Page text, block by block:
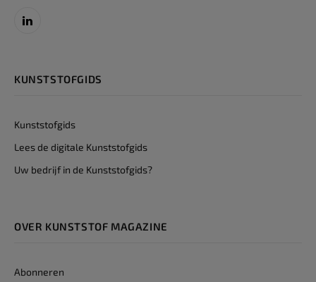
LinkedIn
KUNSTSTOFGIDS
Kunststofgids
Lees de digitale Kunststofgids
Uw bedrijf in de Kunststofgids?
OVER KUNSTSTOF MAGAZINE
Abonneren